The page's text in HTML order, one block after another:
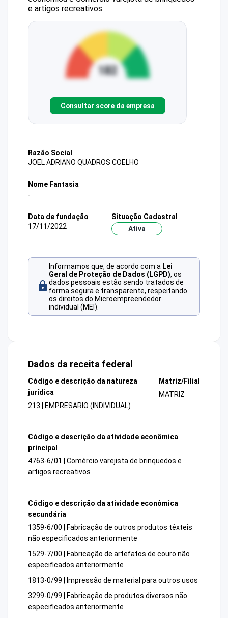
e artigos recreativos.
Consultar score da empresa
Razão Social
JOEL ADRIANO QUADROS COELHO
Nome Fantasia
-
Data de fundação
17/11/2022
Situação Cadastral
Ativa
Informamos que, de acordo com a Lei
Geral de Proteção de Dados (LGPD), os
dados pessoais estão sendo tratados de
forma segura e transparente, respeitando
os direitos do Microempreendedor
individual (MEI).
Dados da receita federal
Código e descrição da natureza
jurídica
213 | EMPRESARIO (INDIVIDUAL)
Matriz/Filial
MATRIZ
Código e descrição da atividade econômica
principal
4763-6/01 | Comércio varejista de brinquedos e
artigos recreativos
Código e descrição da atividade econômica
secundária
1359-6/00 | Fabricação de outros produtos têxteis
não especificados anteriormente
1529-7/00 | Fabricação de artefatos de couro não
especificados anteriormente
1813-0/99 | Impressão de material para outros usos
3299-0/99 | Fabricação de produtos diversos não
especificados anteriormente